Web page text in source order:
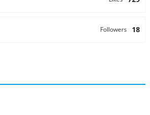
18
Followers